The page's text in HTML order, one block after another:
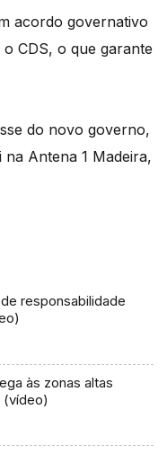
acordo governativo
CDS, o que garante
do novo governo,
Antena 1 Madeira,
responsabilidade
às zonas altas
(vídeo)